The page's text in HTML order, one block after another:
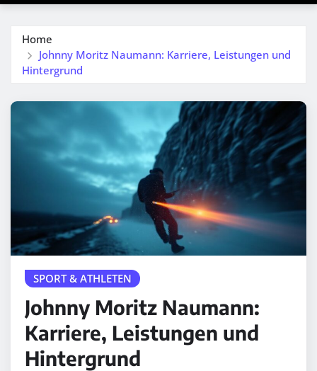
Home
Johnny Moritz Naumann: Karriere, Leistungen und
Hintergrund
SPORT & ATHLETEN
Johnny Moritz Naumann:
Karriere, Leistungen und
Hintergrund